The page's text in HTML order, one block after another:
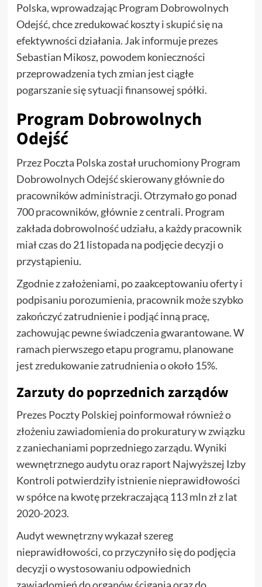
Polska, wprowadzając Program Dobrowolnych
Odejść, chce zredukować koszty i skupić się na
efektywności działania. Jak informuje prezes
Sebastian Mikosz, powodem konieczności
przeprowadzenia tych zmian jest ciągłe
pogarszanie się sytuacji finansowej spółki.
Program Dobrowolnych
Odejść
Przez Poczta Polska został uruchomiony Program
Dobrowolnych Odejść skierowany głównie do
pracowników administracji. Otrzymało go ponad
700 pracowników, głównie z centrali. Program
zakłada dobrowolność udziału, a każdy pracownik
miał czas do 21 listopada na podjęcie decyzji o
przystąpieniu.
Zgodnie z założeniami, po zaakceptowaniu oferty i
podpisaniu porozumienia, pracownik może szybko
zakończyć zatrudnienie i podjąć inną pracę,
zachowując pewne świadczenia gwarantowane. W
ramach pierwszego etapu programu, planowane
jest zredukowanie zatrudnienia o około 15%.
Zarzuty do poprzednich zarządów
Prezes Poczty Polskiej poinformował również o
złożeniu zawiadomienia do prokuratury w związku
z zaniechaniami poprzedniego zarządu. Wyniki
wewnętrznego audytu oraz raport Najwyższej Izby
Kontroli potwierdziły istnienie nieprawidłowości
w spółce na kwotę przekraczającą 113 mln zł z lat
2020-2023.
Audyt wewnętrzny wykazał szereg
nieprawidłowości, co przyczyniło się do podjęcia
decyzji o wystosowaniu odpowiednich
zawiadomień do organów ścigania oraz do